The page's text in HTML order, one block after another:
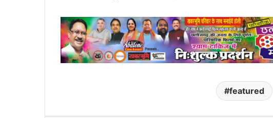
featured